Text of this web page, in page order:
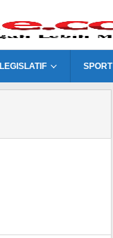
LEGISLATIF SPORT